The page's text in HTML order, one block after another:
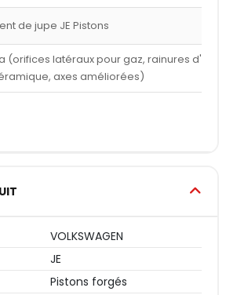
de jupe JE Pistons
(orifices latéraux pour gaz, rainures
axes améliorées)
VOLKSWAGEN
JE
Pistons forgés